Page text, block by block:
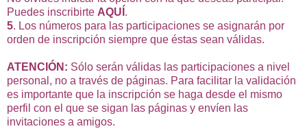
Puedes inscribirte AQUÍ .
5. Los números para las participaciones se asignarán por
orden de inscripción siempre que éstas sean válidas.
ATENCIÓN: Sólo serán válidas las participaciones a nivel
personal, no a través de páginas. Para facilitar la validación
es importante que la inscripción se haga desde el mismo
perfil con el que se sigan las páginas y envíen las
invitaciones a amigos.